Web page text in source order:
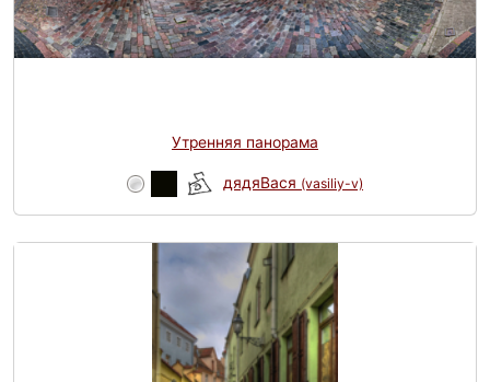
Утренняя панорама
дядяВася (vasiliy-v)